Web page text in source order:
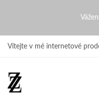
Internetový
Vítejte v mé internetové